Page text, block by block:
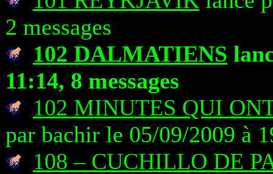
2 messages
102 DALMATIENS
11:14, 8 messages
102 MINUTES QUI
par bachir le 05/09/2009 à
108 – CUCHILLO DE